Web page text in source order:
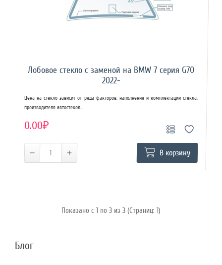
Лобовое стекло с заменой на BMW 7 серия G70
2022-
Цена на стекло зависит от ряда факторов: наполнения и комплектации стекла,
производителя автостекол...
0.00₽
В корзину
Показано с 1 по 3 из 3 (Страниц: 1)
Блог